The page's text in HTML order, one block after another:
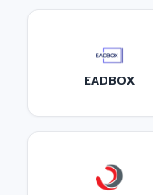
EADBOX